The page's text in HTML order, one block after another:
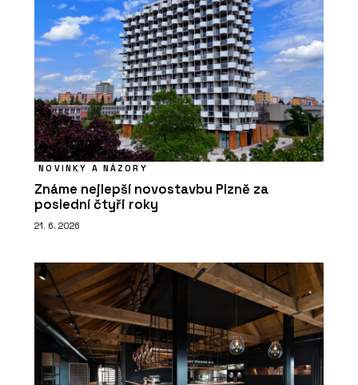
NOVINKY A NÁZORY
Známe nejlepší novostavbu Plzně za
poslední čtyři roky
21. 6. 2026